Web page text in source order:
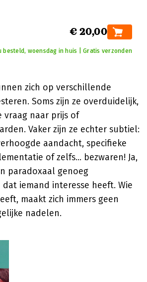
€ 20,00
besteld, woensdag in huis | Gratis verzonden
zich op verschillende
Soms zijn ze overduidelijk,
vraag naar prijs of
Vaker zijn ze echter subtiel:
aandacht, specifieke
of zelfs... bezwaren! Ja,
paradoxaal genoeg
dat iemand interesse heeft. Wie
maakt zich immers geen
nadelen.